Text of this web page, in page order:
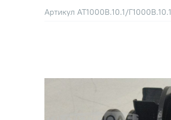
Артикул АТ1000В.10.1/Г1000В.10.1